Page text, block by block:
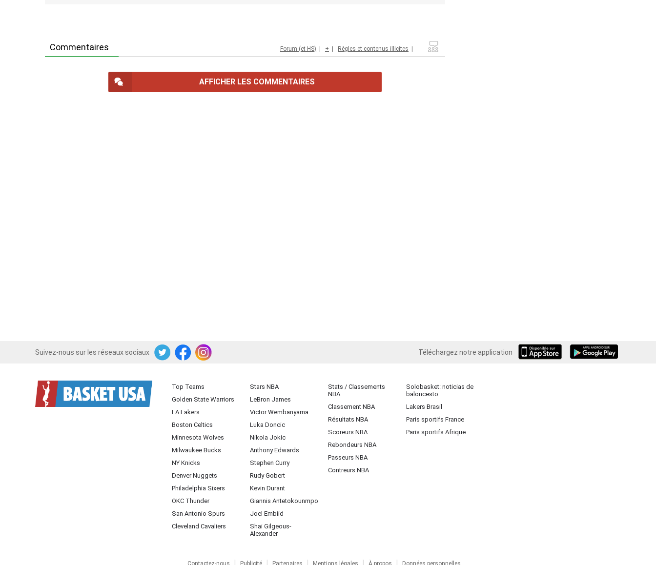
Commentaires Forum (et HS) | + | Règles et contenus illicites |
AFFICHER LES COMMENTAIRES
Suivez-nous sur les réseaux sociaux
TwitterFacebookInstagram Téléchargez notre application
iOS Android
Top Teams
Golden State Warriors
LA Lakers
Boston Celtics
Minnesota Wolves
Milwaukee Bucks
NY Knicks
Denver Nuggets
Philadelphia Sixers
OKC Thunder
San Antonio Spurs
Cleveland Cavaliers
Stars NBA
LeBron James
Victor Wembanyama
Luka Doncic
Nikola Jokic
Anthony Edwards
Stephen Curry
Rudy Gobert
Kevin Durant
Giannis Antetokounmpo
Joel Embiid
Shai Gilgeous-
Alexander
Stats / Classements
NBA
Classement NBA
Résultats NBA
Scoreurs NBA
Rebondeurs NBA
Passeurs NBA
Contreurs NBA
Solobasket: noticias de
baloncesto
Lakers Brasil
Paris sportifs France
Paris sportifs Afrique
Contactez-nous Publicité Partenaires Mentions légales À propos Données personnelles